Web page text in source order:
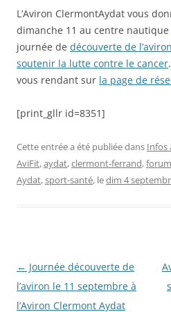
L’Aviron ClermontAydat vous
dimanche 11 au centre nautique
journée de découverte de
soutenir la lutte contre le cancer
vous rendant sur la page de
[print_gllr id=8351]
Cette entrée a été publiée dans Infos
AviFit,aydat,clermont-ferrand,
Aydat,sport-santé, ledim 4
Navigation
des
articles
← Journée découverte de
l’aviron le 11 septembre à
l’Aviron Clermont Aydat